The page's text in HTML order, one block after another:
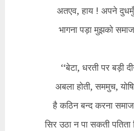
अतएव, हाय ! अपने
भागना पड़ा मुझको
‘‘बेटा, धरती पर बड़ी
अबला होती, सममुच,
है कठिन बन्द करना
सिर उठा न पा सकती